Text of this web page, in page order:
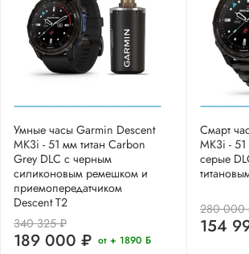
Умные часы Garmin Descent
MK3i - 51 мм титан Carbon
Grey DLC с черным
силиконовым ремешком и
приемопередатчиком
Descent T2
340 325 ₽
189 000 ₽ от + 1890 Б
Смарт
MK3i -
серые
280 000
154